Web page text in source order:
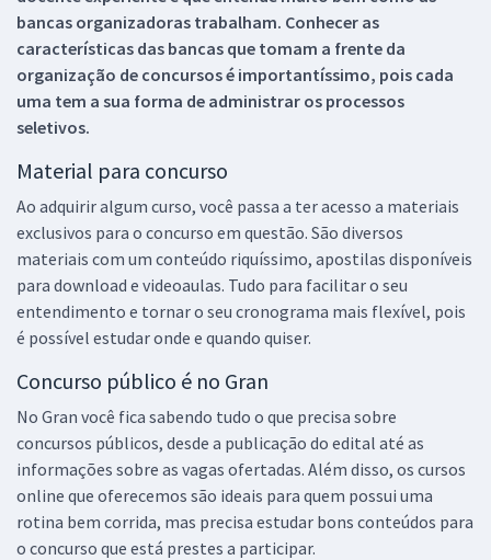
bancas organizadoras trabalham. Conhecer as
características das bancas que tomam a frente da
organização de concursos é importantíssimo, pois cada
uma tem a sua forma de administrar os processos
seletivos.
Material para concurso
Ao adquirir algum curso, você passa a ter acesso a materiais
exclusivos para o concurso em questão. São diversos
materiais com um conteúdo riquíssimo, apostilas disponíveis
para download e videoaulas. Tudo para facilitar o seu
entendimento e tornar o seu cronograma mais flexível, pois
é possível estudar onde e quando quiser.
Concurso público é no Gran
No Gran você fica sabendo tudo o que precisa sobre
concursos públicos, desde a publicação do edital até as
informações sobre as vagas ofertadas. Além disso, os cursos
online que oferecemos são ideais para quem possui uma
rotina bem corrida, mas precisa estudar bons conteúdos para
o concurso que está prestes a participar.